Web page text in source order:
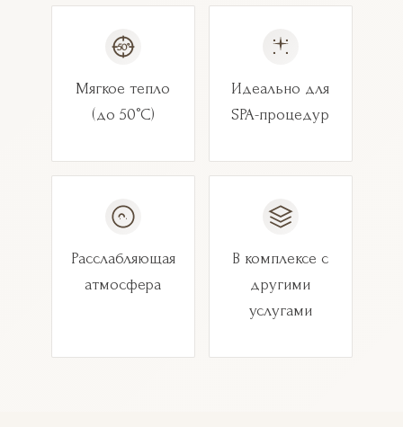
50°
Мягкое тепло
(до 50°C)
Идеально для
SPA-процедур
Расслабляющая
атмосфера
В комплексе с
другими
услугами